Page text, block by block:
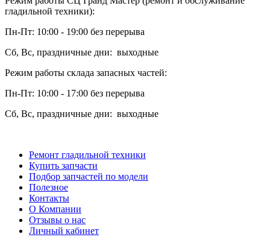
гладильной техники):
Пн-Пт: 10:00 - 19:00 без перерыва
Сб, Вс, праздничные дни: выходные
Режим работы склада запасных частей:
Пн-Пт: 10:00 - 17:00 без перерыва
Сб, Вс, праздничные дни: выходные
Ремонт гладильной техники
Купить запчасти
Подбор запчастей по модели
Полезное
Контакты
О Компании
Отзывы о нас
Личный кабинет